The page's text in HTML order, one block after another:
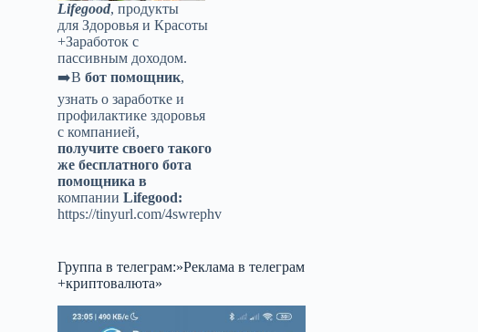
Lifegood, продукты
для Здоровья и Красоты
+Заработок с
пассивным доходом.
➡️Вбот помощник,
узнать о заработке и
профилактике здоровья
с компанией,
получите своего такого
же бесплатного бота
помощника в
компанииLifegood:
https://tinyurl.com/4swrephv
Группа в телеграм:»Реклама в телеграм
+криптовалюта»